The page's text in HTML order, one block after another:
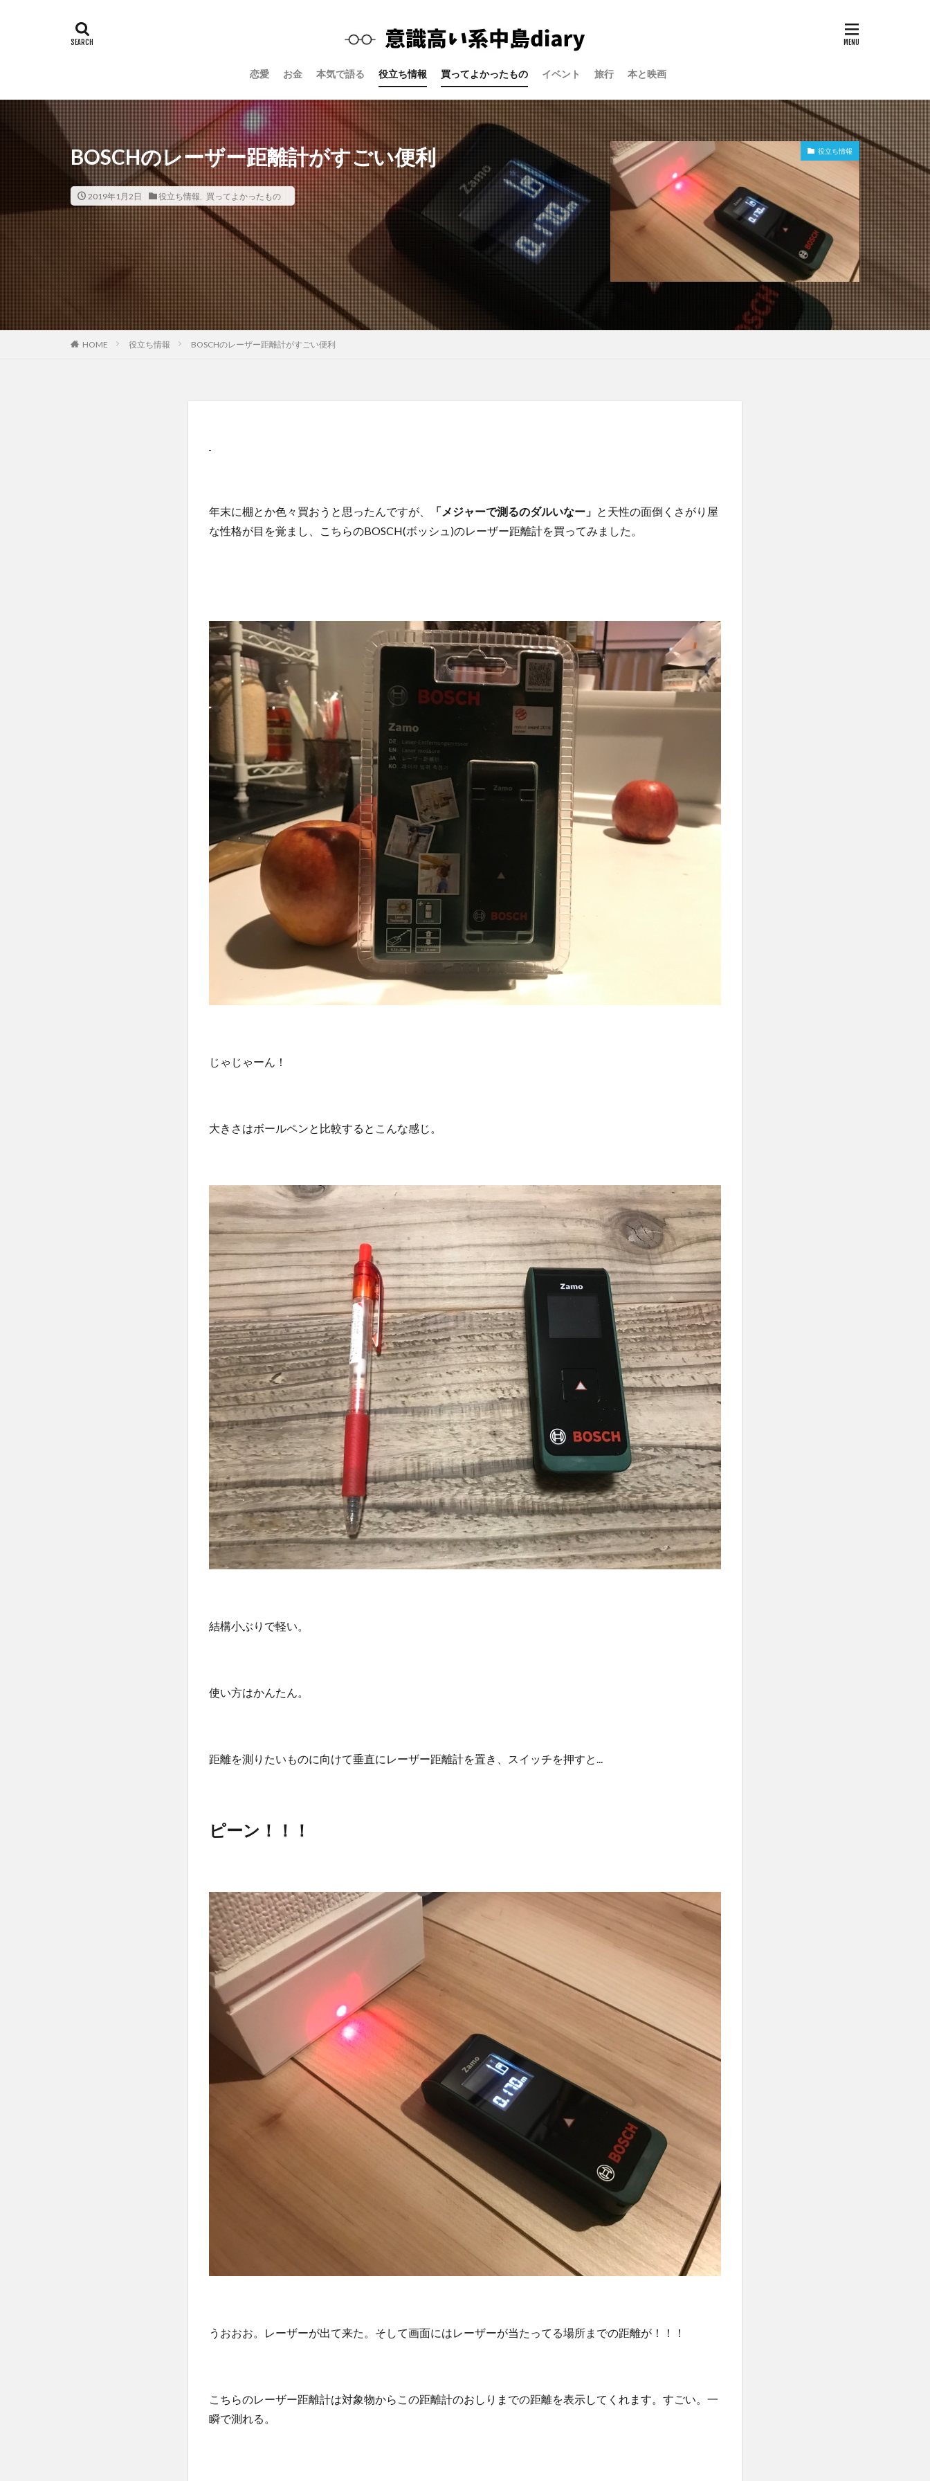
恋愛 お金 本気で語る 役立ち情報 買ってよかったもの イベント 旅行 本と映画
BOSCHのレーザー距離計がすごい便利
2019年1月2日 役立ち情報 買ってよかったもの
役立ち情報
HOME 役立ち情報 BOSCHのレーザー距離計がすごい便利
年末に棚とか色々買おうと思ったんですが、 「メジャーで測るのダルいなー」 と天性の面倒くさがり屋
な性格が目を覚まし、こちらのBOSCH(ボッシュ)のレーザー距離計を買ってみました。
じゃじゃーん！
大きさはボールペンと比較するとこんな感じ。
結構小ぶりで軽い。
使い方はかんたん。
距離を測りたいものに向けて垂直にレーザー距離計を置き、スイッチを押すと...
ピーン！！！
うおおお。レーザーが出て来た。そして画面にはレーザーが当たってる場所までの距離が！！！
こちらのレーザー距離計は対象物からこの距離計のおしりまでの距離を表示してくれます。すごい。一
瞬で測れる。